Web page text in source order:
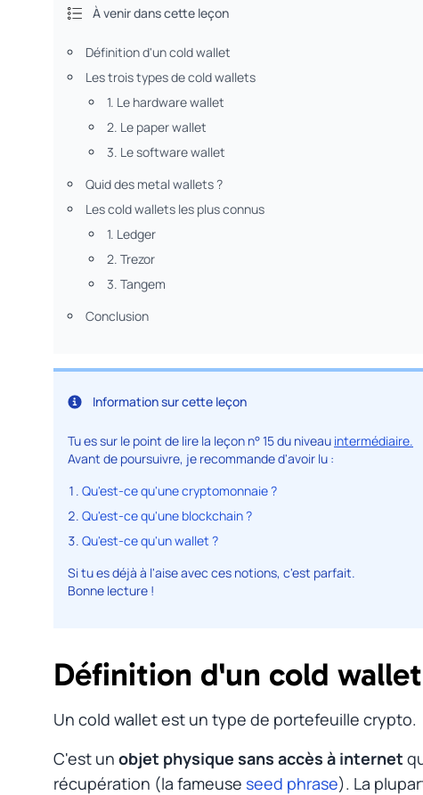
À venir dans cette leçon
Définition d'un cold wallet
Les trois types de cold wallets
1. Le hardware wallet
2. Le paper wallet
3. Le software wallet
Quid des metal wallets ?
Les cold wallets les plus connus
1. Ledger
2. Trezor
3. Tangem
Conclusion
Information sur cette leçon
Tu es sur le point de lire la leçon n° 15 du niveau intermédiaire.
Avant de poursuivre, je recommande d'avoir lu :
Qu'est-ce qu'une cryptomonnaie ?
Qu'est-ce qu'une blockchain ?
Qu'est-ce qu'un wallet ?
Si tu es déjà à l'aise avec ces notions, c'est parfait.
Bonne lecture !
Définition d'un cold wallet
Un cold walletest un type de portefeuille crypto.
C'est un objet physique sans accès à internet
récupération (la fameuse seed phrase). La